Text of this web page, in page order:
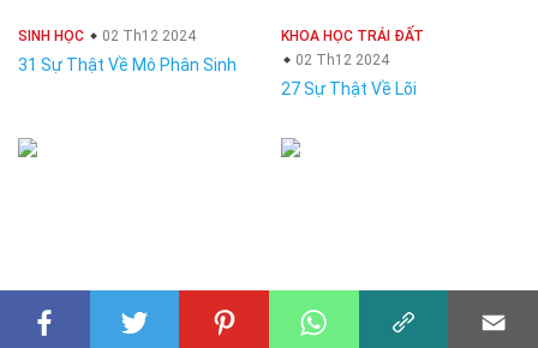
SINH HỌC 02 Th12 2024
31 Sự Thật Về Mô Phân Sinh
KHOA HỌC TRÁI ĐẤT
02 Th12 2024
27 Sự Thật Về Lõi